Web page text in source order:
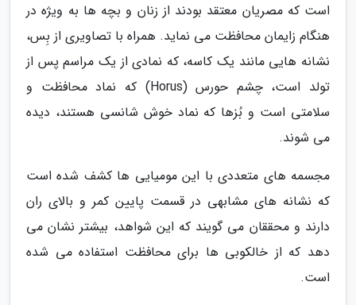
است که مصریان معتقد بودند از زنان و بچه ها به ویژه در
هنگام زایمان محافظت می نماید. همراه با تصاویری از بِس،
نشانه هایی مانند یک کاسه، که نمادی از یک مراسم پس از
تولد است، چشم حورس (Horus) که نماد محافظت و
سلامتی است و بُزها که نماد خوش شانسی هستند، دیده
می شوند.
مجسمه های متعددی با این مومیایی ها کشف شده است
که نشانه های مشابهی در قسمت پایین کمر و بالای ران
دارند و محققان می گویند که این شواهد، بیشتر نشان می
دهد که از خالکوبی ها برای محافظت استفاده می شده
است.